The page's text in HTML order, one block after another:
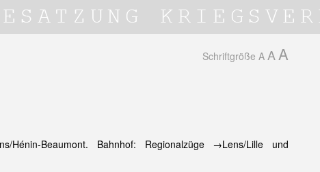
Schriftgröße A A A
Beaumont. Bahnhof: Regionalzüge →Lens/Lille und